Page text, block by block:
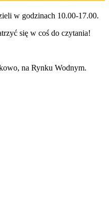
w godzinach 10.00-17.00.
się w coś do czytania!
na Rynku Wodnym.